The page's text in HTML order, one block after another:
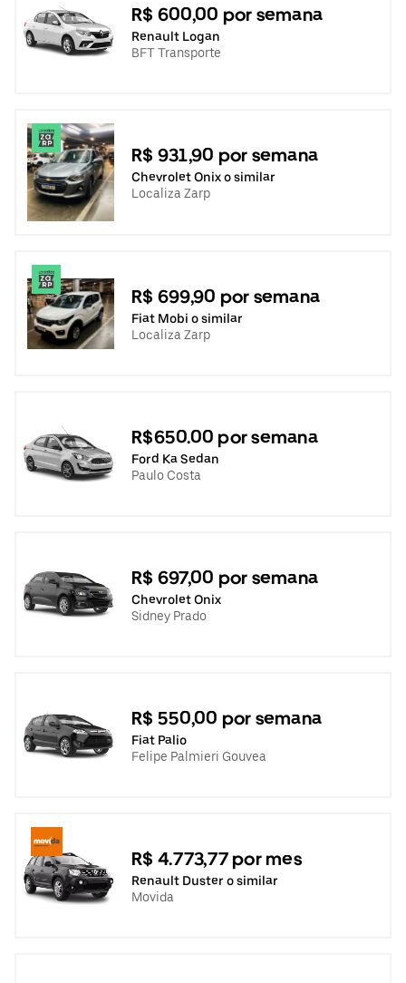
R$ 600,00 por semana
Renault Logan
BFT Transporte
R$ 931,90 por semana
Chevrolet Onix o similar
Localiza Zarp
R$ 699,90 por semana
Fiat Mobi o similar
Localiza Zarp
R$650.00 por semana
Ford Ka Sedan
Paulo Costa
R$ 697,00 por semana
Chevrolet Onix
Sidney Prado
R$ 550,00 por semana
Fiat Palio
Felipe Palmieri Gouvea
R$ 4.773,77 por mes
Renault Duster o similar
Movida